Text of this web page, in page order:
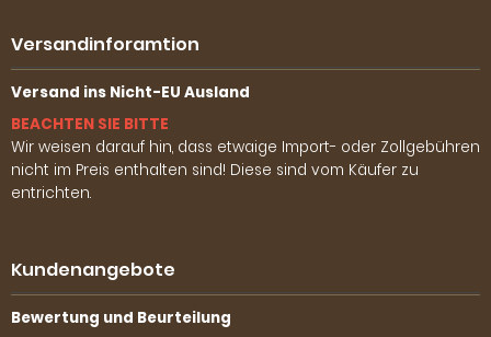
Versandinforamtion
Versand ins Nicht-EU Ausland
BEACHTEN SIE BITTE
Wir weisen darauf hin, dass etwaige Import- oder Zollgebühren
nicht im Preis enthalten sind! Diese sind vom Käufer zu
entrichten.
Kundenangebote
Bewertung und Beurteilung